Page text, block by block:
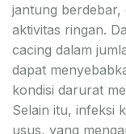
jantung berdebar,
aktivitas ringan.
cacing dalam
dapat
kondisi darurat
Selain itu, infeksi
usus, yang